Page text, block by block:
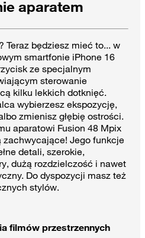
aparatem
Teraz będziesz mieć to... w
smartfonie iPhone 16
ze specjalnym
sterowanie
kilku lekkich dotknięć.
wybierzesz ekspozycję,
zmienisz głębię ostrości.
aparatowi Fusion 48 Mpix
zachwycające! Jego funkcje
detali, szerokie,
dużą rozdzielczość i nawet
Do dyspozycji masz też
stylów.
filmów przestrzennych